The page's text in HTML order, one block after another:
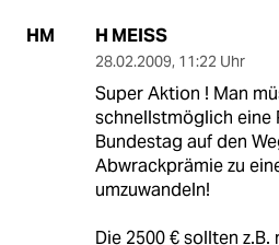
HM H MEISS
28.02.2009, 11:22 Uhr
Super Aktion ! Man
schnellstmöglich eine
Bundestag auf den
Abwrackprämie zu
umzuwandeln!
Die 2500 € sollten z.B.